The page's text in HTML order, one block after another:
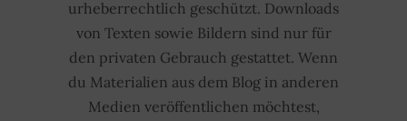
urheberrechtlich geschützt. Downloads
von Texten sowie Bildern sind nur für
den privaten Gebrauch gestattet. Wenn
du Materialien aus dem Blog in anderen
Medien veröffentlichen möchtest,